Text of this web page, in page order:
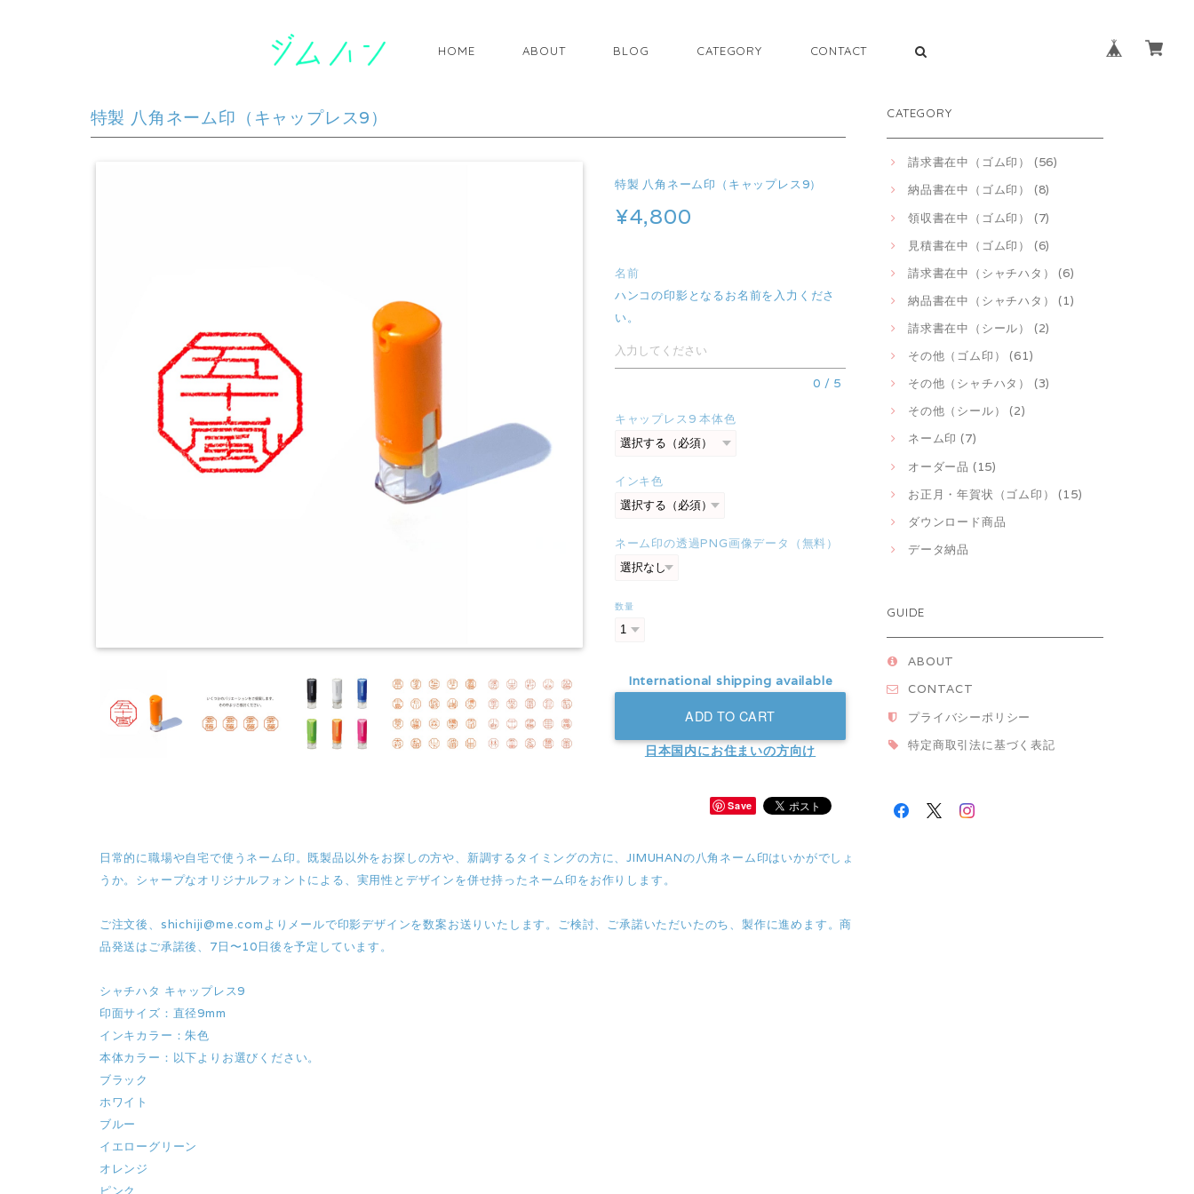
HOME ABOUT BLOG CATEGORY CONTACT
特製 八角ネーム印（キャップレス9）
特製 八角ネーム印（キャップレス9）
¥4,800
名前
ハンコの印影となるお名前を入力くださ
い。
0 / 5
キャップレス9 本体色
インキ色
ネーム印の透過PNG画像データ（無料）
数量
International shipping available
ADD TO CART
日本国内にお住まいの方向け
Save
日常的に職場や自宅で使うネーム印。既製品以外をお探しの方や、新調するタイミングの方に、JIMUHANの八角ネーム印はいかがでしょ
うか。シャープなオリジナルフォントによる、実用性とデザインを併せ持ったネーム印をお作りします。
ご注文後、 shichiji@me.comよりメールで印影デザインを数案お送りいたします。ご検討、ご承諾いただいたのち、製作に進めます。商
品発送はご承諾後、7日〜10日後を予定しています。
シャチハタ キャップレス9
印面サイズ：直径9mm
インキカラー：朱色
本体カラー：以下よりお選びください。
ブラック
ホワイト
ブルー
イエローグリーン
オレンジ
ピンク
CATEGORY
請求書在中（ゴム印） (56)
納品書在中（ゴム印） (8)
領収書在中（ゴム印） (7)
見積書在中（ゴム印） (6)
請求書在中（シャチハタ） (6)
納品書在中（シャチハタ） (1)
請求書在中（シール） (2)
その他（ゴム印） (61)
その他（シャチハタ） (3)
その他（シール） (2)
ネーム印 (7)
オーダー品 (15)
お正月・年賀状（ゴム印） (15)
ダウンロード商品
データ納品
GUIDE
ABOUT
CONTACT
プライバシーポリシー
特定商取引法に基づく表記